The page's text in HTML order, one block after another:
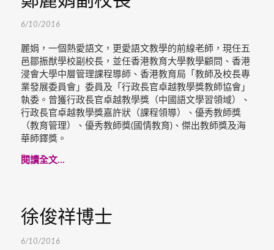
6/10/2016
麗娟，一個熱愛語文，更愛語文教學的前線老師，現任五
邑鄒振猷學校副校長，並任香港教育大學教學顧問、香港
浸會大學中層管理課程導師、香港教育局「教師及校長專
業發展委員會」委員及「行政長官卓越教學獎教師協會」
執委。曾獲行政長官卓越教學獎（中國語文學習領域）、
行政長官卓越教學獎嘉許狀（課程領導）、優秀教師獎
（教育管理）、優秀教師獎(國情教育)、傑出教師獎及海
華師鐸獎。
閱讀全文...
徐俊祥博士
6/10/2016